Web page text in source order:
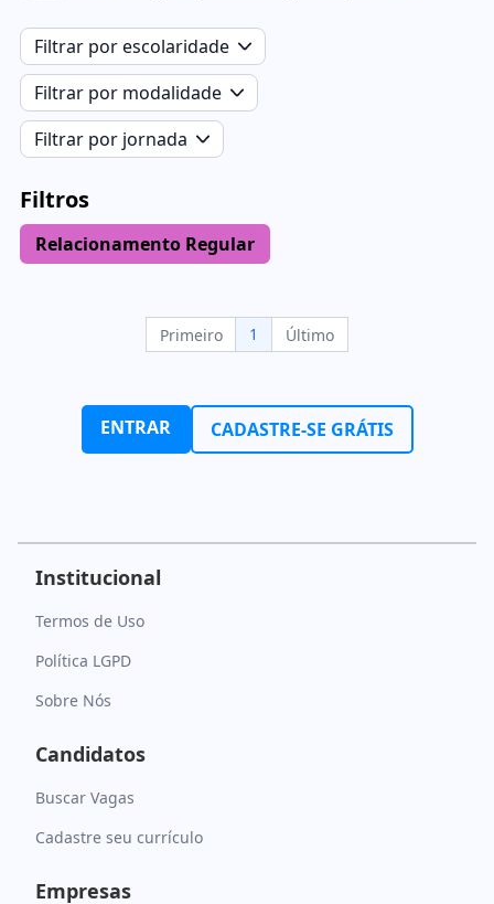
Filtrar por escolaridade
Filtrar por modalidade
Filtrar por jornada
Filtros
Relacionamento Regular
Primeiro 1 Último
ENTRAR CADASTRE-SE GRÁTIS
Institucional
Termos de Uso
Política LGPD
Sobre Nós
Candidatos
Buscar Vagas
Cadastre seu currículo
Empresas